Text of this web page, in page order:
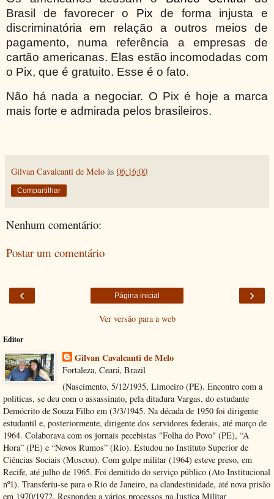
Brasil de favorecer o Pix de forma injusta e
discriminatória em relação a outros meios de
pagamento, numa referência a empresas de
cartão americanas. Elas estão incomodadas com
o Pix, que é gratuito. Esse é o fato.
Não há nada a negociar. O Pix é hoje a marca
mais forte e admirada pelos brasileiros.
Gilvan Cavalcanti de Melo às 06:16:00
Compartilhar
Nenhum comentário:
Postar um comentário
‹ ›
Página inicial
Ver versão para a web
Editor
Gilvan Cavalcanti de Melo
Fortaleza, Ceará, Brazil
(Nascimento, 5/12/1935, Limoeiro (PE). Encontro com a
políticas, se deu com o assassinato, pela ditadura Vargas, do estudante
Demócrito de Souza Filho em (3/3/1945. Na década de 1950 foi dirigente
estudantil e, posteriormente, dirigente dos servidores federais, até março de
1964. Colaborava com os jornais pecebistas "Folha do Povo" (PE), “A
Hora” (PE) e “Novos Rumos” (Rio). Estudou no Instituto Superior de
Ciências Sociais (Moscou). Com golpe militar (1964) esteve preso, em
Recife, até julho de 1965. Foi demitido do serviço público (Ato Institucional
nº1). Transferiu-se para o Rio de Janeiro, na clandestinidade, até nova prisão
em 1970/1972. Respondeu a vários processos na Justiça Militar